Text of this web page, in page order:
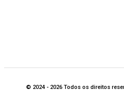
© 2024 - 2026 Todos os direitos